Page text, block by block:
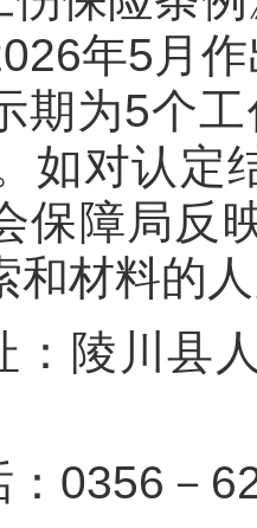
年5月
期为5个
如对认定
保障局反
和材料的
：陵川县
：0356－